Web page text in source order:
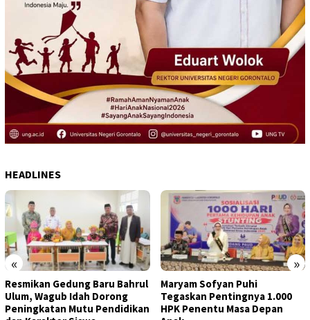
HEADLINES
« »
Resmikan Gedung Baru Bahrul
Ulum, Wagub Idah Dorong
Peningkatan Mutu Pendidikan
Maryam Sofyan Puhi
Tegaskan Pentingnya 1.000
HPK Penentu Masa Depan